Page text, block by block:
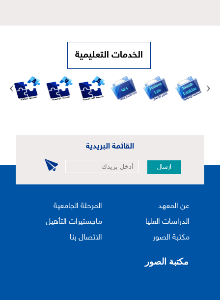
الخدمات التعليمية
القائمة البريدية
ارسال
عن المعهد
المرحلة الجامعية
الدراسات العليا
ماجستيرات التأهيل
مكتبة الصور
الاتصال بنا